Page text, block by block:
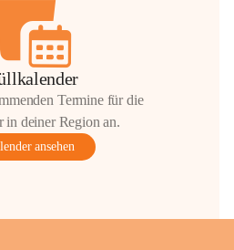
Termine für die
deiner Region an.
ansehen